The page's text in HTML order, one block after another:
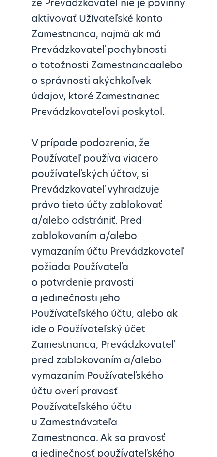
že Prevádzkovateľ nie je povinný
aktivovať Užívateľské konto
Zamestnanca, najmä ak má
Prevádzkovateľ pochybnosti
o totožnosti Zamestnancaalebo
o správnosti akýchkoľvek
údajov, ktoré Zamestnanec
Prevádzkovateľovi poskytol.
V prípade podozrenia, že
Používateľ používa viacero
používateľských účtov, si
Prevádzkovateľ vyhradzuje
právo tieto účty zablokovať
a/alebo odstrániť. Pred
zablokovaním a/alebo
vymazaním účtu Prevádzkovateľ
požiada Používateľa
o potvrdenie pravosti
a jedinečnosti jeho
Používateľského účtu, alebo ak
ide o Používateľský účet
Zamestnanca, Prevádzkovateľ
pred zablokovaním a/alebo
vymazaním Používateľského
účtu overí pravosť
Používateľského účtu
u Zamestnávateľa
Zamestnanca. Ak sa pravosť
a jedinečnosť používateľského